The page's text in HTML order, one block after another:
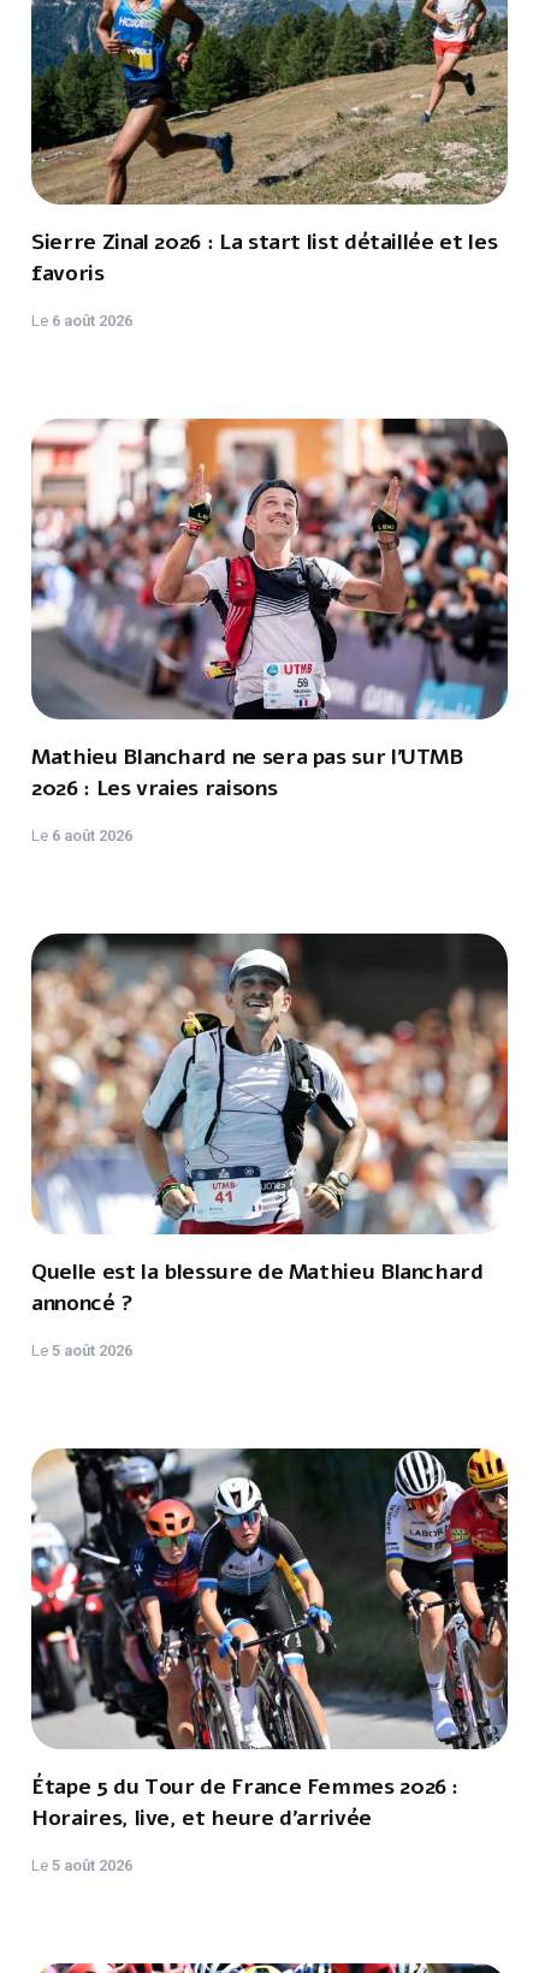
Sierre Zinal 2026 : La start list détaillée et les
favoris
Le 6 août 2026
Mathieu Blanchard ne sera pas sur l'UTMB
2026 : Les vraies raisons
Le 6 août 2026
Quelle est la blessure de Mathieu Blanchard
annoncé ?
Le5 août 2026
Étape 5 du Tour de France Femmes 2026 :
Horaires, live, et heure d'arrivée
Le5 août 2026